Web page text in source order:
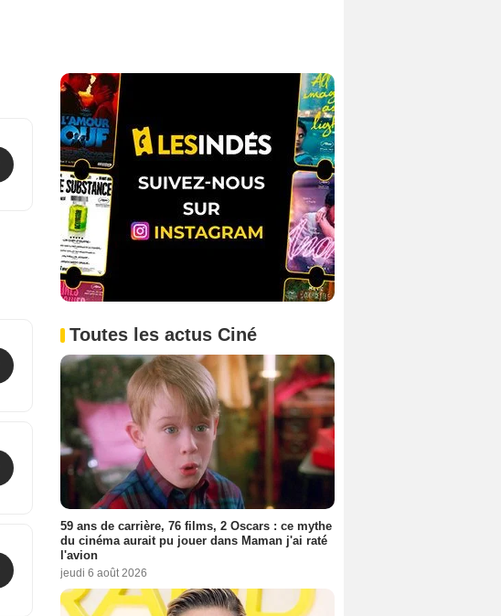
Toutes les actus Ciné
59 ans de carrière, 76 films, 2 Oscars : ce mythe
du cinéma aurait pu jouer dans Maman j'ai raté
l'avion
jeudi 6 août 2026